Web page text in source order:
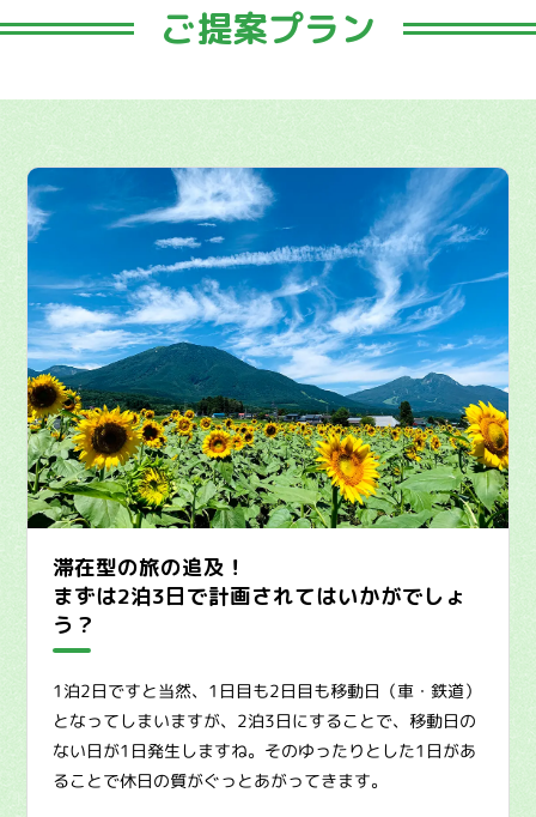
ご提案プラン
滞在型の旅の追及！
まずは2泊3日で計画されてはいかがでしょ
う？
1泊2日ですと当然、1日目も2日目も移動日（車・鉄道）
となってしまいますが、2泊3日にすることで、移動日の
ない日が1日発生しますね。そのゆったりとした1日があ
ることで休日の質がぐっとあがってきます。